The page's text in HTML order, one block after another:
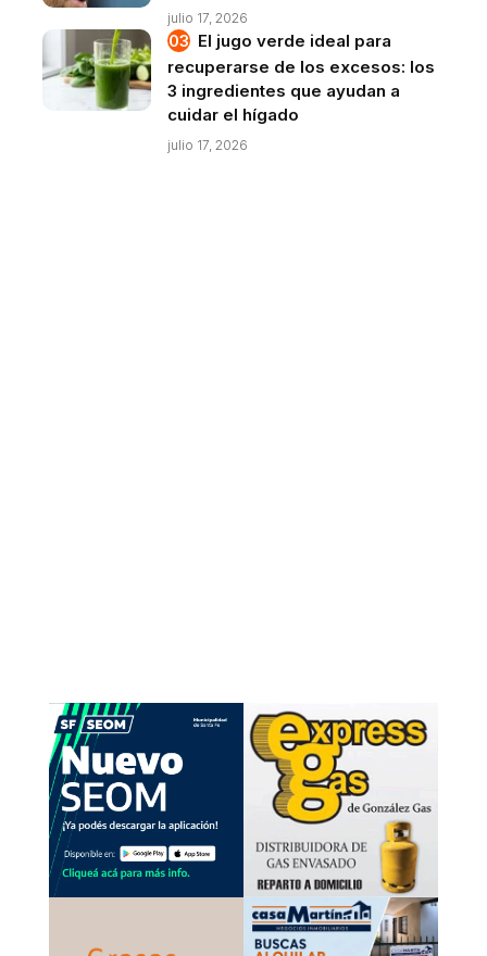
julio 17, 2026
El jugo verde ideal para
recuperarse de los excesos: los
3 ingredientes que ayudan a
cuidar el hígado
julio 17, 2026